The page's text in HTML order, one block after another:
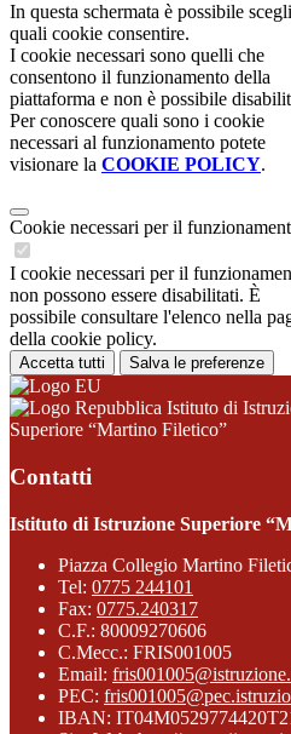
In questa schermata è possibile
quali cookie consentire.
I cookie necessari sono quelli che
consentono il funzionamento della
piattaforma e non è possibile
Per conoscere quali sono i cookie
necessari al funzionamento potete
visionare la COOKIE POLICY.
Cookie necessari per il
I cookie necessari per il
non possono essere disabilitati. È
possibile consultare l'elenco nella
della cookie policy.
Accetta tutti Salva le preferenze
Istituto di
Superiore “Martino Filetico”
Contatti
Istituto di Istruzione Superiore
Piazza Collegio Martino
Tel: 0775 244101
Fax: 0775.240317
C.F.: 80009270606
C.Mecc.: FRIS001005
Email:
PEC:
IBAN: